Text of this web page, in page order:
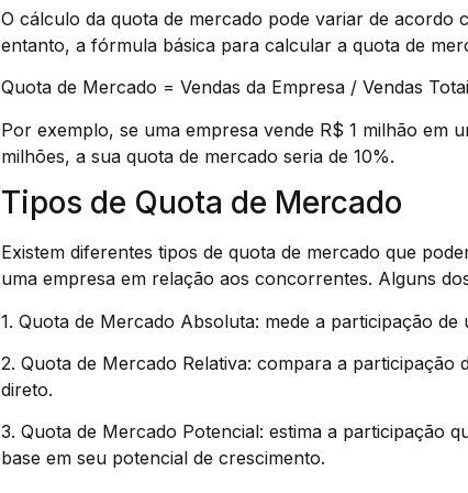
O cálculo da quota de mercado pode variar de acordo
entanto, a fórmula básica para calcular a quota de
Quota de Mercado = Vendas da Empresa / Vendas
Por exemplo, se uma empresa vende R$ 1 milhão em
milhões, a sua quota de mercado seria de 10%.
Tipos de Quota de Mercado
Existem diferentes tipos de quota de mercado que
uma empresa em relação aos concorrentes. Alguns
1. Quota de Mercado Absoluta: mede a participação
2. Quota de Mercado Relativa: compara a
direto.
3. Quota de Mercado Potencial: estima a participação
base em seu potencial de crescimento.